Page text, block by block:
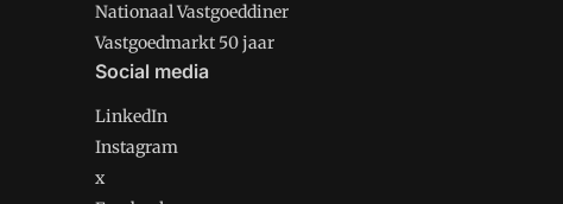
Nationaal Vastgoeddiner
Vastgoedmarkt 50 jaar
Social media
LinkedIn
Instagram
x